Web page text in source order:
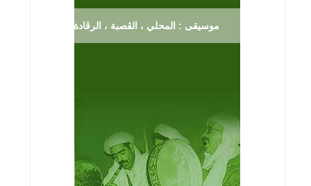
موسيقى : المحلي ، الڨصبة ، الرڨادة